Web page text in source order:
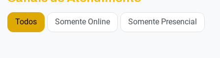
Todos Somente Online Somente Presencial